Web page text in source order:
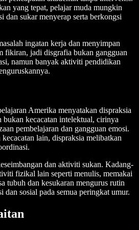
yang tepat, pelajar muda mungkin
dan sukar menyerap serta berkongsi
ingatan kerja dan menyimpan
fikiran, jadi disgrafia bukan gangguan
namun banyak aktiviti pendidikan
Amerika menyatakan dispraksia
bukan kecacatan intelektual, cirinya
pembelajaran dan gangguan emosi.
lain, dispraksia melibatkan
dan aktiviti sukan. Kadang-
fizikal lain seperti menulis, memakai
tubuh dan kesukaran mengurus rutin
dan sosial pada semua peringkat umur.